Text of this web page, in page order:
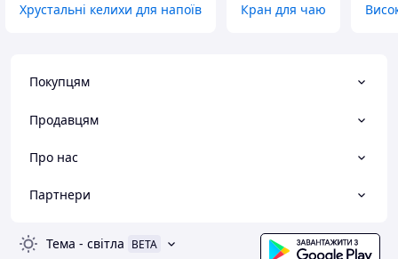
Хрустальні келихи для напоїв Кран для чаю
Покупцям
Продавцям
Про нас
Партнери
Тема - світла BETA